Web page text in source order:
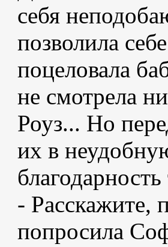
себя
позволила
поцеловала
не смотрела
Роуз... Но
их в
- Расскажите,
попросила